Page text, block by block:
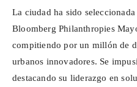
La ciudad ha sido
Bloomberg Philanthropies
compitiendo por un millón de
urbanos innovadores. Se
destacando su liderazgo en